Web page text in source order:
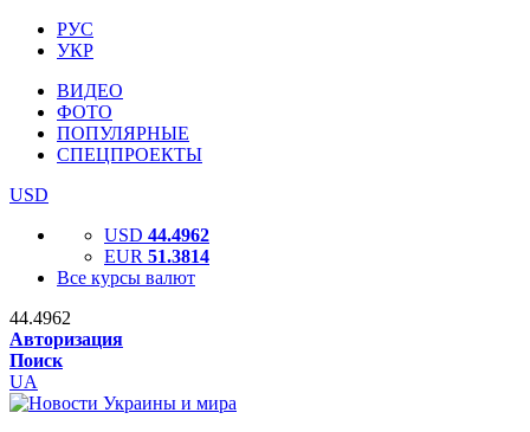
РУС
УКР
ВИДЕО
ФОТО
ПОПУЛЯРНЫЕ
СПЕЦПРОЕКТЫ
USD
USD 44.4962
EUR 51.3814
Все курсы валют
44.4962
Авторизация
Поиск
UA